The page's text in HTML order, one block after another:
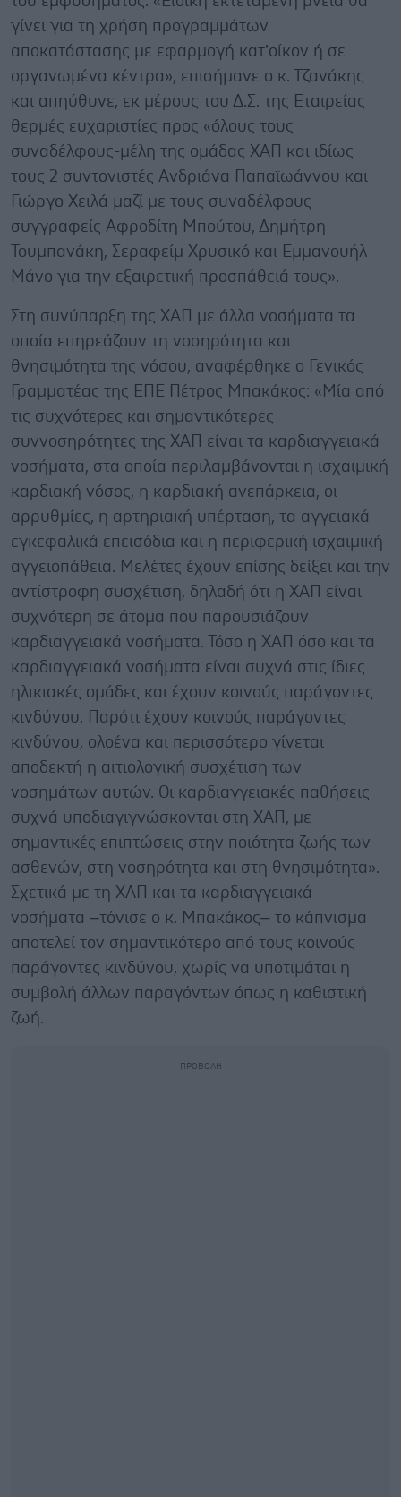
γίνει για τη χρήση προγραμμάτων
αποκατάστασης με εφαρμογή κατ’οίκον ή σε
οργανωμένα κέντρα», επισήμανε ο κ. Τζανάκης
και απηύθυνε, εκ μέρους του Δ.Σ. της Εταιρείας
θερμές ευχαριστίες προς «όλους τους
συναδέλφους-μέλη της ομάδας ΧΑΠ και ιδίως
τους 2 συντονιστές Ανδριάνα Παπαϊωάννου και
Γιώργο Χειλά μαζί με τους συναδέλφους
συγγραφείς Αφροδίτη Μπούτου, Δημήτρη
Τουμπανάκη, Σεραφείμ Χρυσικό και Εμμανουήλ
Μάνο για την εξαιρετική προσπάθειά τους».
Στη συνύπαρξη της ΧΑΠ με άλλα νοσήματα τα
οποία επηρεάζουν τη νοσηρότητα και
θνησιμότητα της νόσου, αναφέρθηκε ο Γενικός
Γραμματέας της ΕΠΕ Πέτρος Μπακάκος: «Μία από
τις συχνότερες και σημαντικότερες
συννοσηρότητες της ΧΑΠ είναι τα καρδιαγγειακά
νοσήματα, στα οποία περιλαμβάνονται η ισχαιμική
καρδιακή νόσος, η καρδιακή ανεπάρκεια, οι
αρρυθμίες, η αρτηριακή υπέρταση, τα αγγειακά
εγκεφαλικά επεισόδια και η περιφερική ισχαιμική
αγγειοπάθεια. Μελέτες έχουν επίσης δείξει και την
αντίστροφη συσχέτιση, δηλαδή ότι η ΧΑΠ είναι
συχνότερη σε άτομα που παρουσιάζουν
καρδιαγγειακά νοσήματα. Τόσο η ΧΑΠ όσο και τα
καρδιαγγειακά νοσήματα είναι συχνά στις ίδιες
ηλικιακές ομάδες και έχουν κοινούς παράγοντες
κινδύνου. Παρότι έχουν κοινούς παράγοντες
κινδύνου, ολοένα και περισσότερο γίνεται
αποδεκτή η αιτιολογική συσχέτιση των
νοσημάτων αυτών. Οι καρδιαγγειακές παθήσεις
συχνά υποδιαγιγνώσκονται στη ΧΑΠ, με
σημαντικές επιπτώσεις στην ποιότητα ζωής των
ασθενών, στη νοσηρότητα και στη θνησιμότητα».
Σχετικά με τη ΧΑΠ και τα καρδιαγγειακά
νοσήματα –τόνισε ο κ. Μπακάκος– το κάπνισμα
αποτελεί τον σημαντικότερο από τους κοινούς
παράγοντες κινδύνου, χωρίς να υποτιμάται η
συμβολή άλλων παραγόντων όπως η καθιστική
ζωή.